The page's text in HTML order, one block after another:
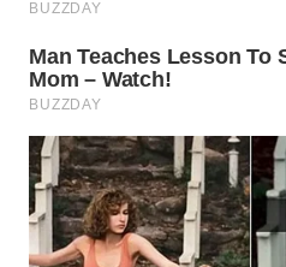
LISTRIK
WAHANA
TRAVEL
WAHANA
TV
WAHANANEWS